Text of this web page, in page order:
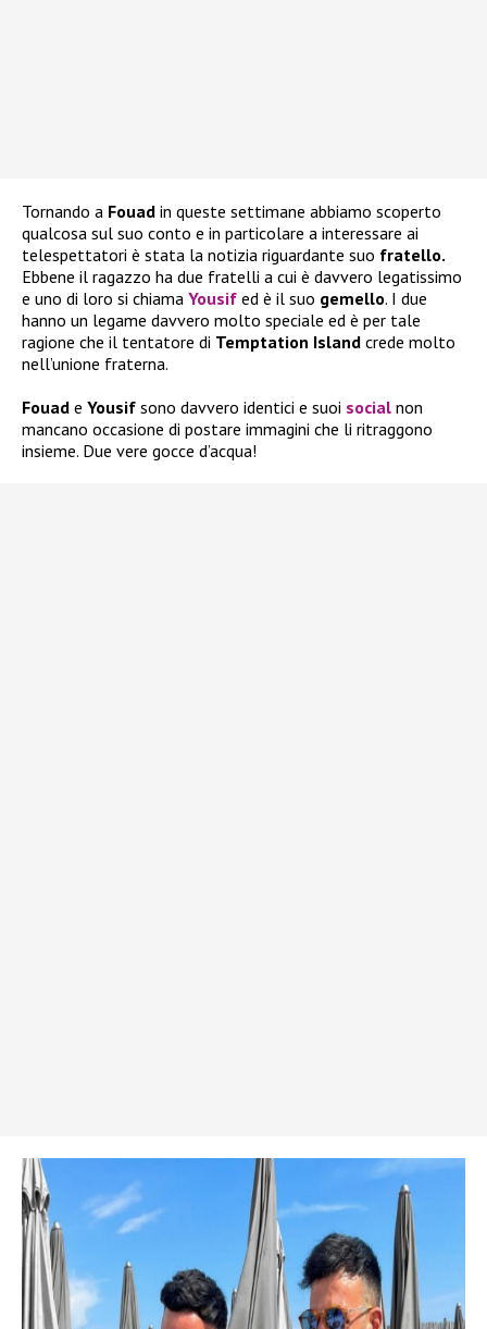
Tornando a Fouad in queste settimane abbiamo scoperto
qualcosa sul suo conto e in particolare a interessare ai
telespettatori è stata la notizia riguardante suo fratello.
Ebbene il ragazzo ha due fratelli a cui è davvero legatissimo
e uno di loro si chiama Yousif ed è il suo gemello. I due
hanno un legame davvero molto speciale ed è per tale
ragione che il tentatore di Temptation Island crede molto
nell’unione fraterna.
Fouad e Yousif sono davvero identici e suoi social non
mancano occasione di postare immagini che li ritraggono
insieme. Due vere gocce d’acqua!